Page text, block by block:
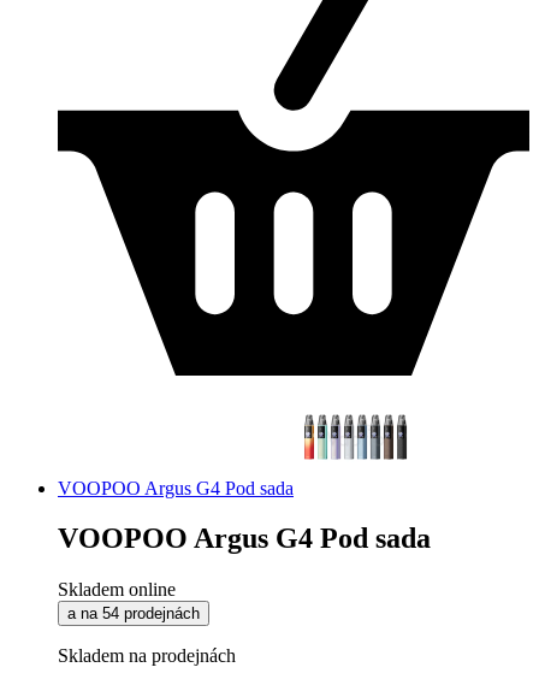
VOOPOO Argus G4 Pod sada
VOOPOO Argus G4 Pod sada
Skladem online
a na 54 prodejnách
Skladem na prodejnách